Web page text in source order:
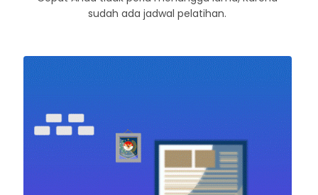
sudah ada jadwal pelatihan.